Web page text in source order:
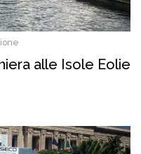
alle Isole Eolie